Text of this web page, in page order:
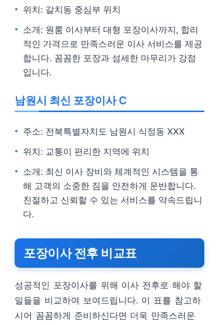
위치: 갈치동 중심부 위치
소개: 원룸 이사부터 대형 포장이사까지, 합리
적인 가격으로 만족스러운 이사 서비스를 제공
합니다. 꼼꼼한 포장과 섬세한 마무리가 강점
입니다.
남원시 최신 포장이사 C
주소: 전북특별자치도 남원시 식정동 XXX
위치: 교통이 편리한 지역에 위치
소개: 최신 이사 장비와 체계적인 시스템을 통
해 고객의 소중한 짐을 안전하게 운반합니다.
친절하고 신뢰할 수 있는 서비스를 약속드립니
다.
포장이사 전후 비교표
성공적인 포장이사를 위해 이사 전후로 해야 할
일들을 비교하여 보여드립니다. 이 표를 참고하
시어 꼼꼼하게 준비하신다면 더욱 만족스러운